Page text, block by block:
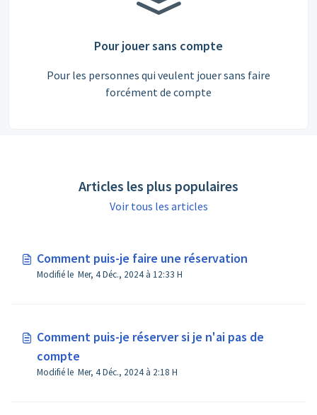
Pour jouer sans compte
Pour les personnes qui veulent jouer sans faire
forcément de compte
Articles les plus populaires
Voir tous les articles
Comment puis-je faire une réservation
Modifié le Mer, 4 Déc., 2024 à 12:33 H
Comment puis-je réserver si je n'ai pas de
compte
Modifié le Mer, 4 Déc., 2024 à 2:18 H